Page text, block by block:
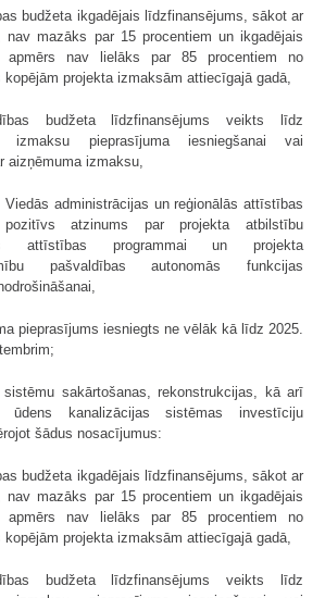
budžeta ikgadējais līdzfinansējums, sākot ar
nav mazāks par 15 procentiem un ikgadējais
apmērs nav lielāks par 85 procentiem no
kopējām projekta izmaksām attiecīgajā gadā,
budžeta līdzfinansējums veikts līdz
izmaksu pieprasījuma iesniegšanai vai
aizņēmuma izmaksu,
administrācijas un reģionālās attīstības
pozitīvs atzinums par projekta atbilstību
attīstības programmai un projekta
pašvaldības autonomās funkcijas
pieprasījums iesniegts ne vēlāk kā līdz 2025.
sakārtošanas, rekonstrukcijas, kā arī
ūdens kanalizācijas sistēmas investīciju
šādus nosacījumus:
budžeta ikgadējais līdzfinansējums, sākot ar
nav mazāks par 15 procentiem un ikgadējais
apmērs nav lielāks par 85 procentiem no
kopējām projekta izmaksām attiecīgajā gadā,
budžeta līdzfinansējums veikts līdz